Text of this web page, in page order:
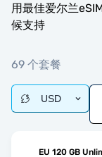
用最佳爱尔兰
候支持
69 个套餐
USD
EU 120 GB